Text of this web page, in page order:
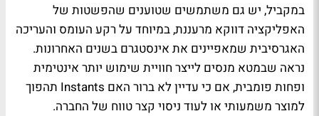
במקביל, יש גם משתמשים שטוענים שהפשטות של
האפליקציה דווקא מרעננת, במיוחד על רקע העומס והעריכה
האגרסיבית שמאפיינים את אינסטגרם בשנים האחרונות.
נראה שבמטא מנסים לייצר חוויית שימוש יותר אינטימית
ופחות פומבית, אם כי עדיין לא ברור האם Instants תהפוך
למוצר משמעותי או לעוד ניסוי קצר טווח של החברה.